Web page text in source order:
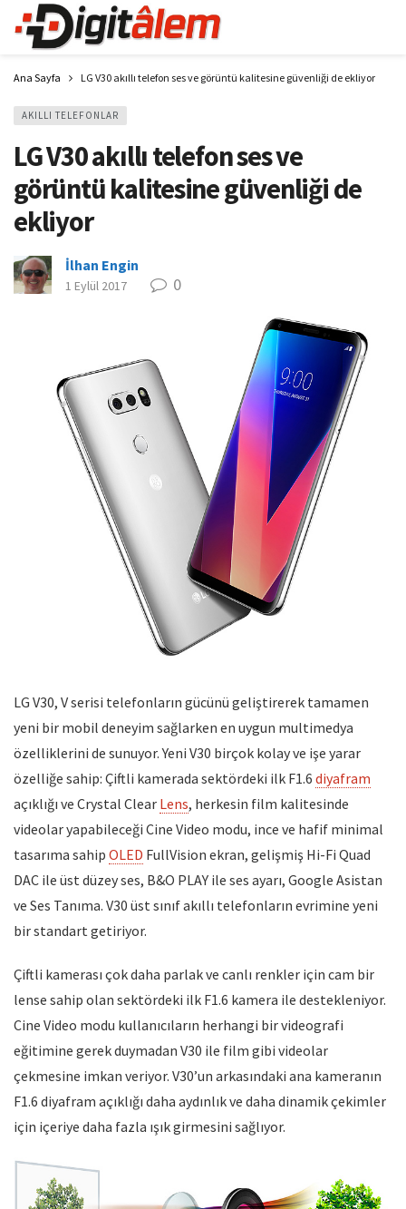
Ana Sayfa LG V30 akıllı telefon ses ve görüntü kalitesine güvenliği de ekliyor
AKILLI TELEFONLAR
LG V30 akıllı telefon ses ve
görüntü kalitesine güvenliği de
ekliyor
İlhan Engin
1 Eylül 2017 0
LG V30, V serisi telefonların gücünü geliştirerek tamamen
yeni bir mobil deneyim sağlarken en uygun multimedya
özelliklerini de sunuyor. Yeni V30 birçok kolay ve işe yarar
özelliğe sahip: Çiftli kamerada sektördeki ilk F1.6 diyafram
açıklığı ve Crystal Clear Lens, herkesin film kalitesinde
videolar yapabileceği Cine Video modu, ince ve hafif minimal
tasarıma sahip OLED FullVision ekran, gelişmiş Hi-Fi Quad
DAC ile üst düzey ses, B&O PLAY ile ses ayarı, Google Asistan
ve Ses Tanıma. V30 üst sınıf akıllı telefonların evrimine yeni
bir standart getiriyor.
Çiftli kamerası çok daha parlak ve canlı renkler için cam bir
lense sahip olan sektördeki ilk F1.6 kamera ile destekleniyor.
Cine Video modu kullanıcıların herhangi bir videografi
eğitimine gerek duymadan V30 ile film gibi videolar
çekmesine imkan veriyor. V30’un arkasındaki ana kameranın
F1.6 diyafram açıklığı daha aydınlık ve daha dinamik çekimler
için içeriye daha fazla ışık girmesini sağlıyor.